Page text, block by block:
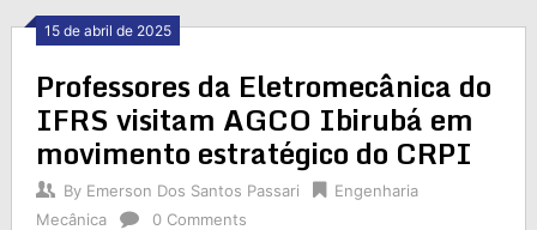
15 de abril de 2025
Professores da Eletromecânica do
IFRS visitam AGCO Ibirubá em
movimento estratégico do CRPI
By Emerson Dos Santos Passari
Engenharia
Mecânica
0 Comments